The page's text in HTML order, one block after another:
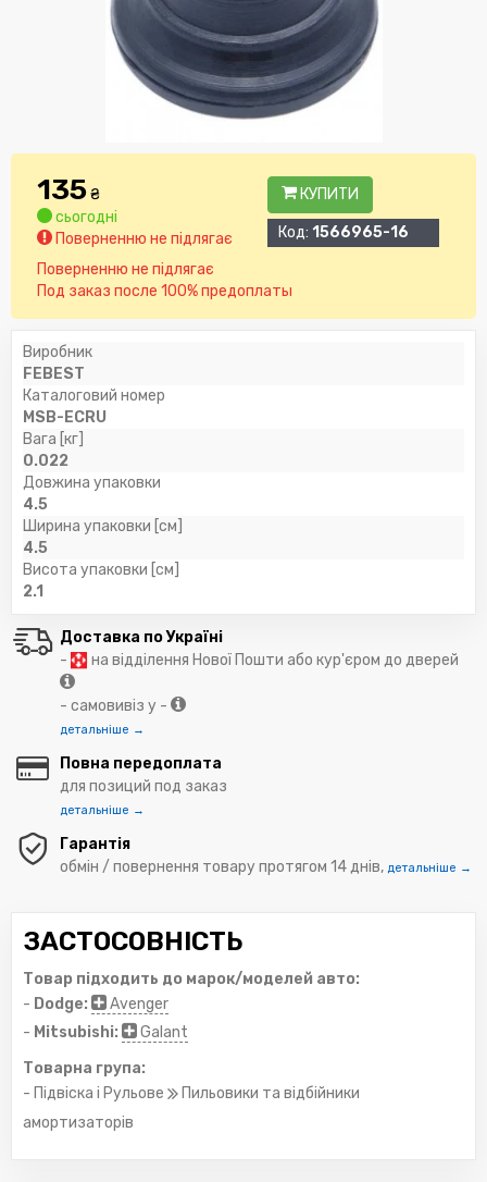
135₴
сьогодні
Поверненню не підлягає
КУПИТИ
Код: 1566965-16
Поверненню не підлягає
Под заказ после 100% предоплаты
Виробник
FEBEST
Каталоговий номер
MSB-ECRU
Вага [кг]
0.022
Довжина упаковки
4.5
Ширина упаковки [см]
4.5
Висота упаковки [см]
2.1
Доставка по Україні
-
на відділення Нової Пошти або кур'єром до дверей
- самовивіз у -
детальніше →
Повна передоплата
для позиций под заказ
детальніше →
Гарантія
обмін / повернення товару протягом 14 днів, детальніше →
ЗАСТОСОВНІСТЬ
Товар підходить до марок/моделей авто:
- Dodge:
Avenger
- Mitsubishi:
Galant
Товарна група:
- Підвіска і Рульове
Пильовики та відбійники
амортизаторів